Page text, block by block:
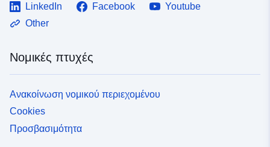
LinkedIn Facebook
Youtube
Other
Νομικές πτυχές
Ανακοίνωση νομικού περιεχομένου
Cookies
Προσβασιμότητα